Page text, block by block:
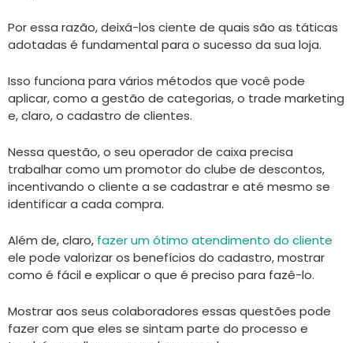
Por essa razão, deixá-los ciente de quais são as táticas
adotadas é fundamental para o sucesso da sua loja.
Isso funciona para vários métodos que você pode
aplicar, como a gestão de categorias, o trade marketing
e, claro, o cadastro de clientes.
Nessa questão, o seu operador de caixa precisa
trabalhar como um promotor do clube de descontos,
incentivando o cliente a se cadastrar e até mesmo se
identificar a cada compra.
Além de, claro, fazer um ótimo atendimento do cliente
ele pode valorizar os benefícios do cadastro, mostrar
como é fácil e explicar o que é preciso para fazê-lo.
Mostrar aos seus colaboradores essas questões pode
fazer com que eles se sintam parte do processo e